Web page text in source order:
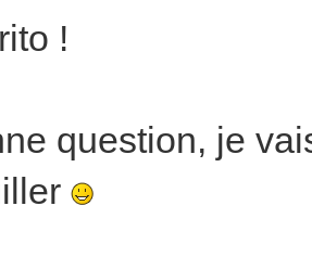
!
question, je